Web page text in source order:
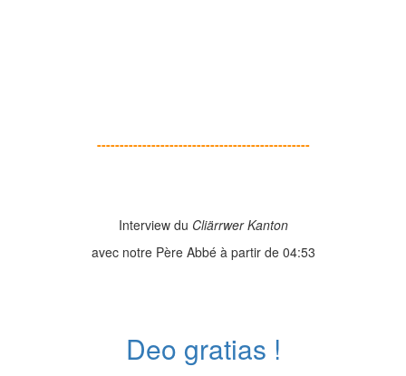
-----------------------------------------------
Interview du Cliärrwer Kanton
avec notre Père Abbé à partir de 04:53
Deo gratias !